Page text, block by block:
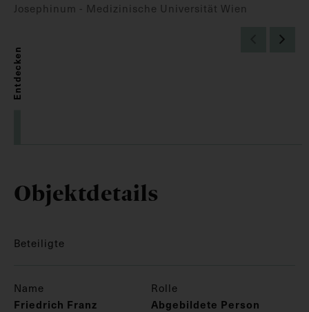
Josephinum - Medizinische Universität Wien
Entdecken
Objektdetails
Beteiligte
Name Rolle
Friedrich Franz
Abgebildete Person